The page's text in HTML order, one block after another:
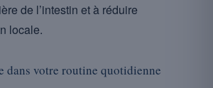
de l’intestin et à réduire
locale.
dans votre routine quotidienne